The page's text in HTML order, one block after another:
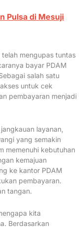
Pulsa di Mesuji
mengupas tuntas
bayar PDAM
salah satu
untuk cek
pembayaran menjadi
layanan,
yang semakin
memenuhi kebutuhan
kemajuan
ke kantor PDAM
pembayaran.
tangan.
kita
Berdasarkan